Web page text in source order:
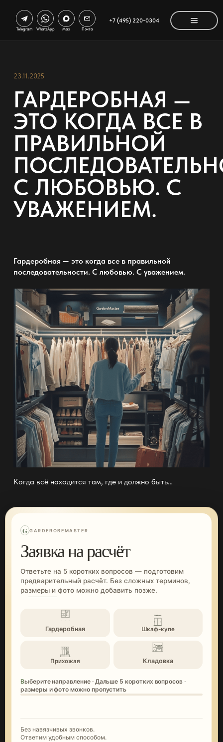
+7 (495) 220-0304
Telegram WhatsApp Max Почта
23.11.2025
ГАРДЕРОБНАЯ —
ЭТО КОГДА ВСЕ В
ПРАВИЛЬНОЙ
С ЛЮБОВЬЮ. С
УВАЖЕНИЕМ.
Гардеробная — это когда все в правильной
последовательности. С любовью. С уважением.
Когда всё находится там, где и должно быть…
G GARDEROBEMASTER
Заявка на расчёт
Ответьте на 5 коротких вопросов — подготовим
предварительный расчёт. Без сложных терминов,
размеры и фото можно добавить позже.
Гардеробная Шкаф-купе
Прихожая Кладовка
Выберите направление · Дальше 5 коротких вопросов ·
размеры и фото можно пропустить
Без навязчивых звонков.
Ответим удобным способом.